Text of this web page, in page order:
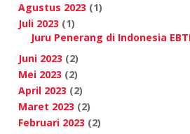
Agustus 2023 (1)
Juli 2023 (1)
Juru Penerang di Indonesia
Juni 2023 (2)
Mei 2023 (2)
April 2023 (2)
Maret 2023 (2)
Februari 2023 (2)